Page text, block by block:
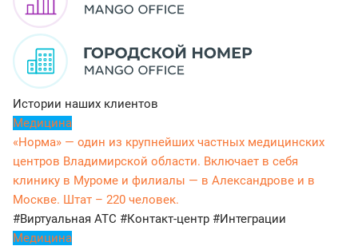
Истории наших клиентов
Медицина
«Норма» — один из крупнейших частных медицинских
центров Владимирской области. Включает в себя
клинику в Муроме и филиалы — в Александрове и в
Москве. Штат – 220 человек.
#Виртуальная АТС #Контакт-центр #Интеграции
Медицина